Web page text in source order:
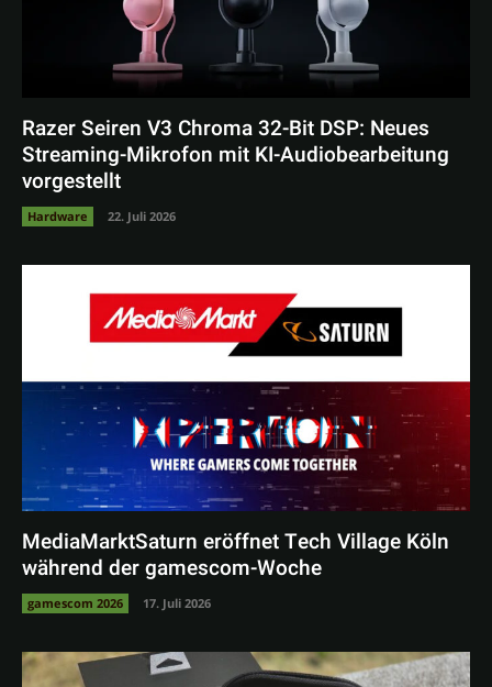
Razer Seiren V3 Chroma 32-Bit DSP: Neues
Streaming-Mikrofon mit KI-Audiobearbeitung
vorgestellt
Hardware 22. Juli 2026
MediaMarktSaturn eröffnet Tech Village Köln
während der gamescom-Woche
gamescom 2026 17. Juli 2026